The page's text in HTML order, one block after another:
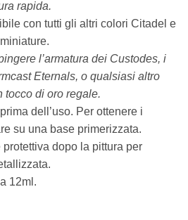
rapida.
con tutti gli altri colori Citadel e
l’armatura dei Custodes, i
Eternals, o qualsiasi altro
tocco di oro regale.
dell’uso. Per ottenere i
su una base primerizzata.
dopo la pittura per
12ml.